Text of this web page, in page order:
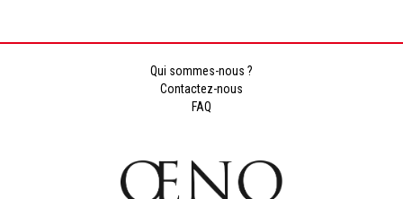
Qui sommes-nous ?
Contactez-nous
FAQ